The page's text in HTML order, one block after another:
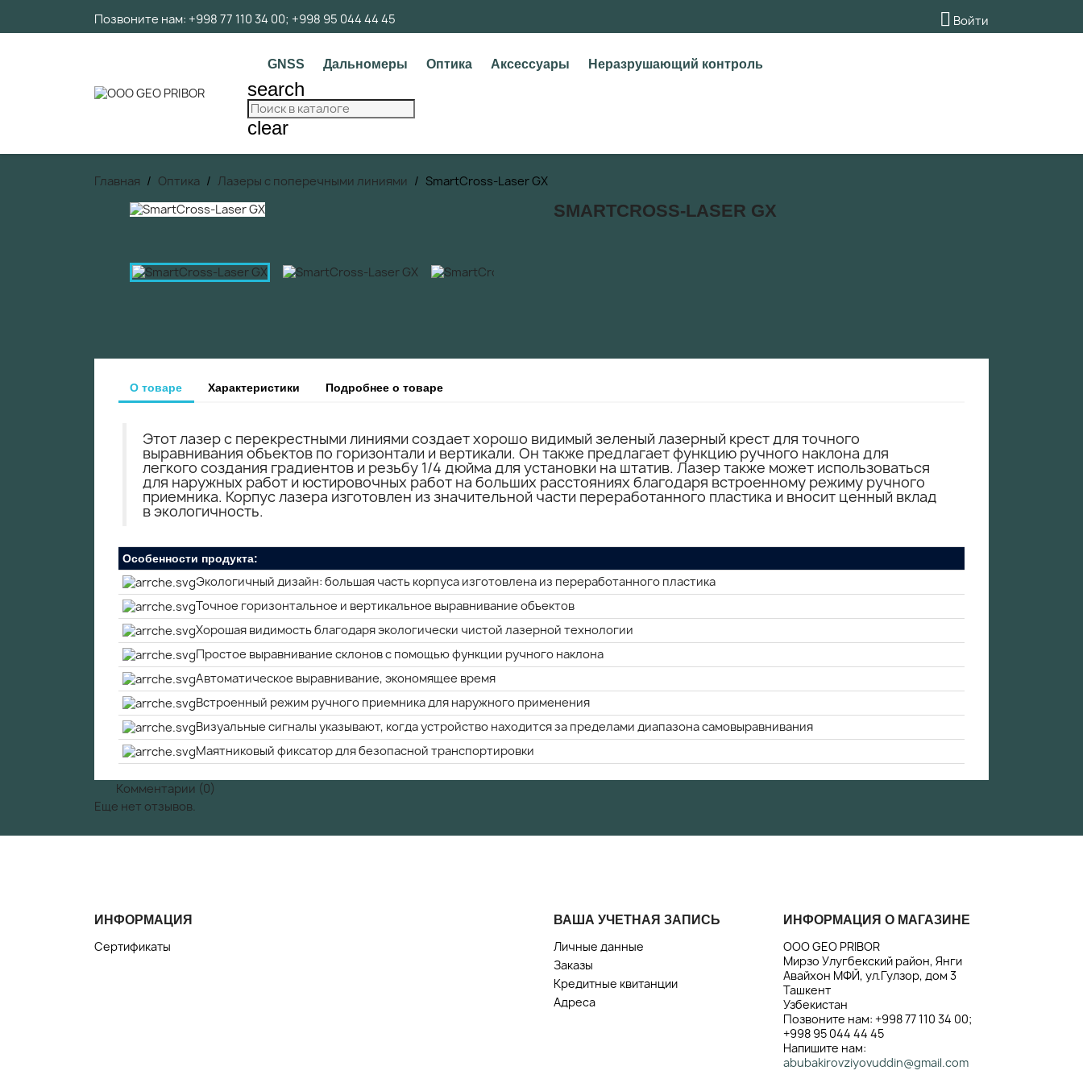
Позвоните нам: +998 77 110 34 00; +998 95 044 44 45  Войти
GNSS Дальномеры Оптика Аксессуары Неразрушающий контроль
search
clear
Главная Оптика Лазеры с поперечными линиями SmartCross-Laser GX
SMARTCROSS-LASER GX
О товаре Характеристики Подробнее о товаре
Этот лазер с перекрестными линиями создает хорошо видимый зеленый лазерный крест для точного
выравнивания объектов по горизонтали и вертикали. Он также предлагает функцию ручного наклона для
легкого создания градиентов и резьбу 1/4 дюйма для установки на штатив. Лазер также может использоваться
для наружных работ и юстировочных работ на больших расстояниях благодаря встроенному режиму ручного
приемника. Корпус лазера изготовлен из значительной части переработанного пластика и вносит ценный вклад
в экологичность.
Особенности продукта:
Экологичный дизайн: большая часть корпуса изготовлена из переработанного пластика
Точное горизонтальное и вертикальное выравнивание объектов
Хорошая видимость благодаря экологически чистой лазерной технологии
Простое выравнивание склонов с помощью функции ручного наклона
Автоматическое выравнивание, экономящее время
Встроенный режим ручного приемника для наружного применения
Визуальные сигналы указывают, когда устройство находится за пределами диапазона самовыравнивания
Маятниковый фиксатор для безопасной транспортировки
Комментарии (0)
Еще нет отзывов.
ИНФОРМАЦИЯ
Сертификаты
ВАША УЧЕТНАЯ ЗАПИСЬ
Личные данные
Заказы
Кредитные квитанции
Адреса
ИНФОРМАЦИЯ О МАГАЗИНЕ
ООО GEO PRIBOR
Мирзо Улугбекский район, Янги
Авайхон МФЙ, ул.Гулзор, дом 3
Ташкент
Узбекистан
Позвоните нам: +998 77 110 34 00;
+998 95 044 44 45
Напишите нам:
abubakirovziyovuddin@gmail.com